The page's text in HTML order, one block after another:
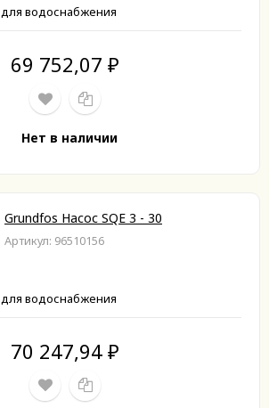
для водоснабжения
69 752,07 ₽
Нет в наличии
Grundfos Насос SQE 3 - 30
Артикул: 96510156
для водоснабжения
70 247,94 ₽